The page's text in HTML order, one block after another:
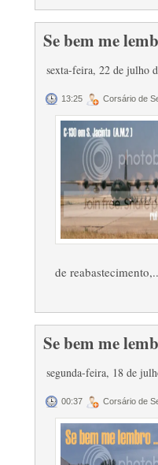
Se bem me
sexta-feira, 22 de julho
13:25 Corsário de
de
Se bem me
segunda-feira, 18 de
00:37 Corsário de